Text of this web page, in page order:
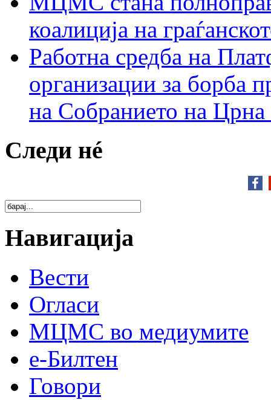
коалиција на
Работна средба на
организации за борба
на Собранието на Црна
Следи нé
Навигација
Вести
Огласи
МЦМС во медиумите
е-Билтен
Говори